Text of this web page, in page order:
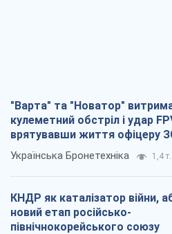
"Варта" та "Новатор"
кулеметний обстріл і удар
врятувавши життя офіцеру
Українська Бронетехніка 1,4 т.
КНДР як каталізатор війни,
новий етап російсько-
північнокорейського союзу